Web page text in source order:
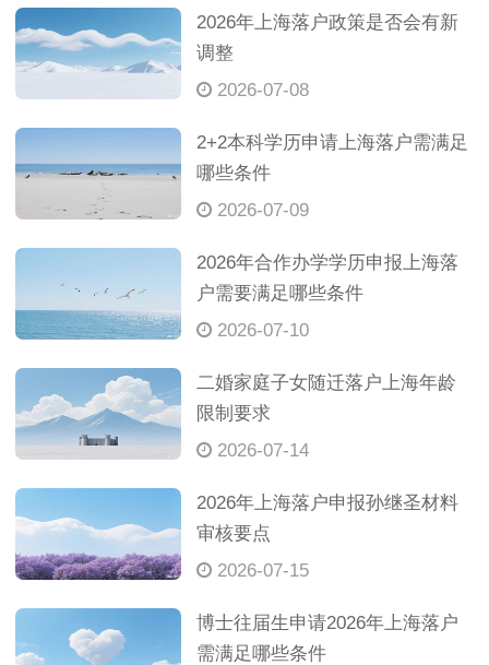
2026年上海落户政策是否会有新
调整
2026-07-08
2+2本科学历申请上海落户需满足
哪些条件
2026-07-09
2026年合作办学学历申报上海落
户需要满足哪些条件
2026-07-10
二婚家庭子女随迁落户上海年龄
限制要求
2026-07-14
2026年上海落户申报孙继圣材料
审核要点
2026-07-15
博士往届生申请2026年上海落户
需满足哪些条件